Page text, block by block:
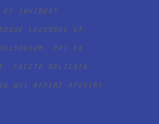
et invidunt
legendos ut
Pri ex
Facete delicata
in qui affert aperiri